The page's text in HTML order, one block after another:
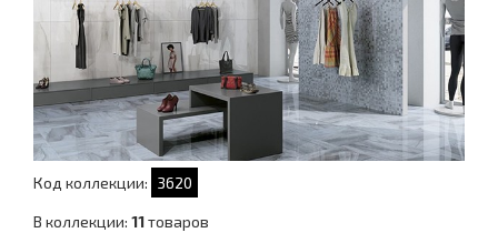
Код коллекции: 3620
В коллекции: 11товаров